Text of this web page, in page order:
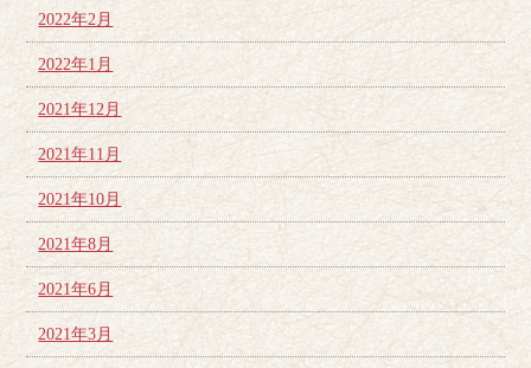
2022年2月
2022年1月
2021年12月
2021年11月
2021年10月
2021年8月
2021年6月
2021年3月